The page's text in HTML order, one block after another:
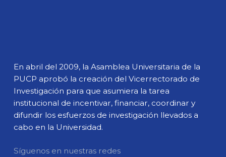
En abril del 2009, la Asamblea Universitaria de la
PUCP aprobó la creación del Vicerrectorado de
Investigación para que asumiera la tarea
institucional de incentivar, financiar, coordinar y
difundir los esfuerzos de investigación llevados a
cabo en la Universidad.
Síguenos en nuestras redes